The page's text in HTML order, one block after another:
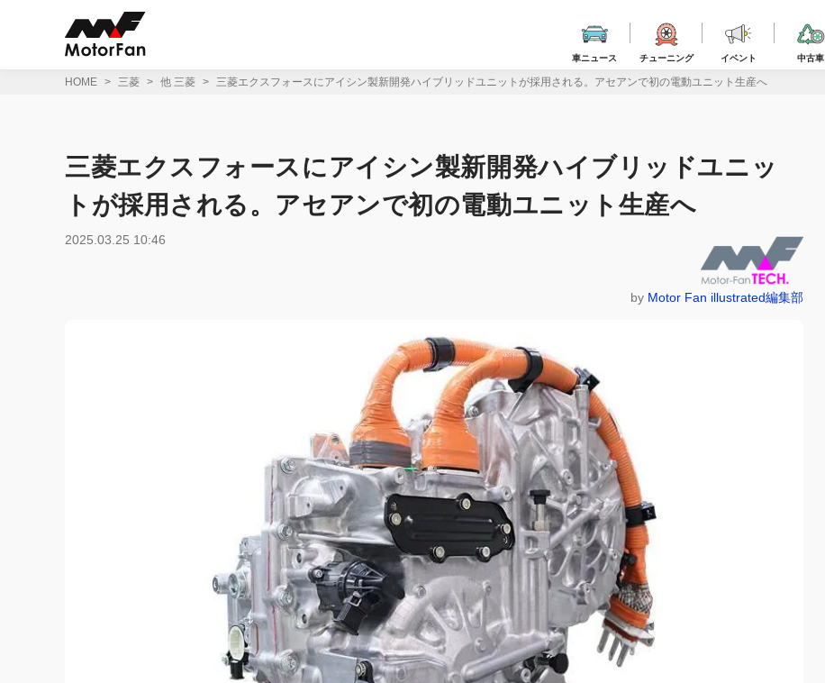
車ニュース チューニング イベント 中古車
HOME 三菱 他 三菱 三菱エクスフォースにアイシン製新開発ハイブリッドユニットが採用される。アセアンで初の電動ユニット生産へ
三菱エクスフォースにアイシン製新開発ハイブリッドユニッ
トが採用される。アセアンで初の電動ユニット生産へ
2025.03.25 10:46
by Motor Fan illustrated編集部